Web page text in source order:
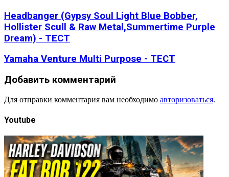
Headbanger (Gypsy Soul Light Blue Bobber,
Hollister Scull & Raw Metal,Summertime Purple
Dream) - ТЕСТ
Yamaha Venture Multi Purpose - ТЕСТ
Добавить комментарий
Для отправки комментария вам необходимо авторизоваться.
Youtube